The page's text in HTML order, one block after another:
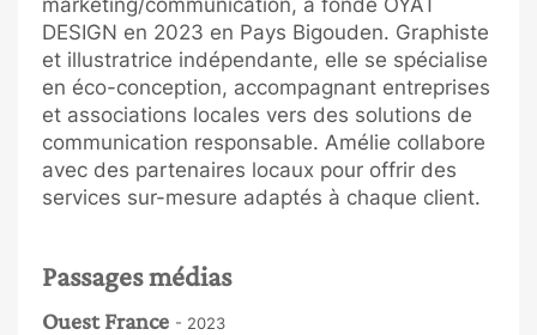
DESIGN en 2023 en Pays Bigouden. Graphiste
et illustratrice indépendante, elle se spécialise
en éco-conception, accompagnant entreprises
et associations locales vers des solutions de
communication responsable. Amélie collabore
avec des partenaires locaux pour offrir des
services sur-mesure adaptés à chaque client.
Passages médias
Ouest France - 2023